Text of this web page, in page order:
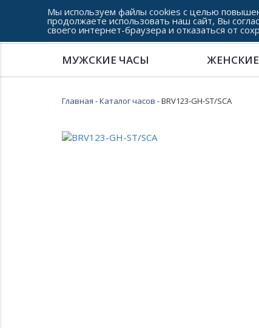
Сеть часовых салонов г.
МУЖСКИЕ ЧАСЫ
Главная -Каталог часов - BRV123-GH-ST/SCA
Мы используем файлы cookies с целью
продолжаете использовать наш сайт, Вы
своего интернет-браузера и отказаться от